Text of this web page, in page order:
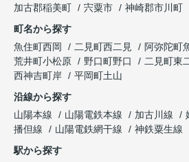
加古郡稲美町
宍粟市
神崎郡市川町
町名から探す
魚住町西岡
二見町西二見 阿弥陀町
荒井町小松原
野口町野口 二見町東
西神吉町岸
平岡町土山
沿線から探す
山陽本線
山陽電鉄本線 加古川線
播但線
山陽電鉄網干線
神鉄粟生線
駅から探す